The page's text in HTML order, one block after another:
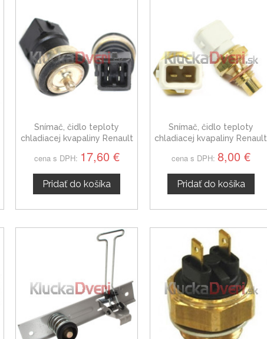
Snímač, čidlo teploty
chladiacej kvapaliny Renault
cena s DPH: 17,60 €
Pridať do košíka
Snímač, čidlo teploty
chladiacej kvapaliny Renault
cena s DPH: 8,00 €
Pridať do košíka